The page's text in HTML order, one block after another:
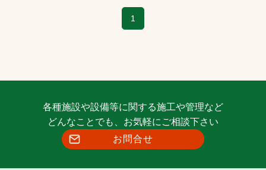
1
各種施設や設備等に関する施工や管理など
どんなことでも、お気軽にご相談下さい
お問合せ